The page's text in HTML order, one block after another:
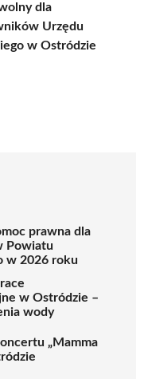
dla
Urzędu
w Ostródzie
prawna dla
Powiatu
w 2026 roku
w Ostródzie –
wody
„Mamma